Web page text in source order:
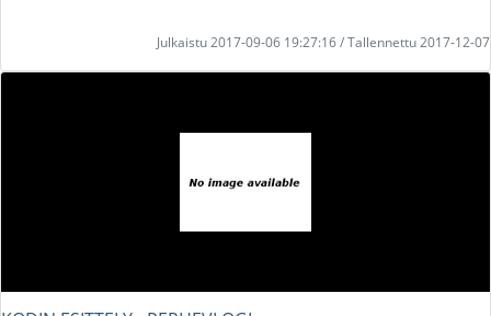
Julkaistu 2017-09-06 19:27:16 / Tallennettu 2017-12-07